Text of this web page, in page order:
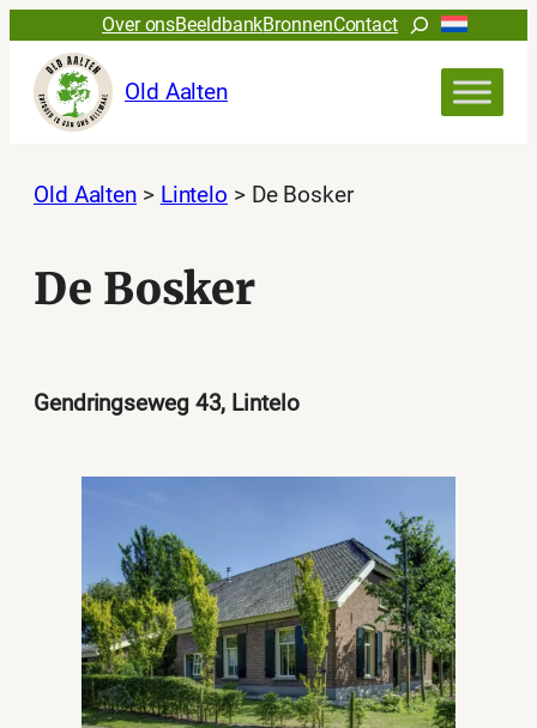
naar
inhoud
Over onsBeeldbankBronnenContactZoeken
Old Aalten
Old Aalten > Lintelo > De Bosker
De Bosker
Gendringseweg 43, Lintelo